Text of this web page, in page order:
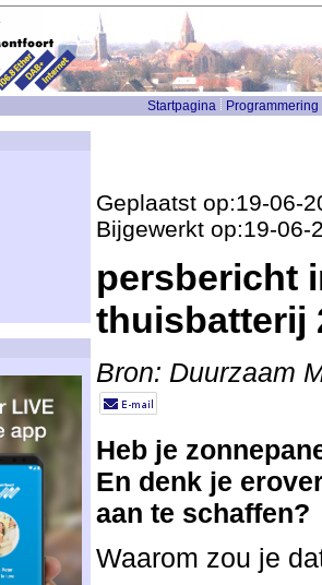
Startpagina Programmering
Geplaatst op:19-06-
Bijgewerkt op:19-06-
persbericht
thuisbatterij
Bron: Duurzaam
Heb je
En denk je
aan te schaffen?
Waarom zou je